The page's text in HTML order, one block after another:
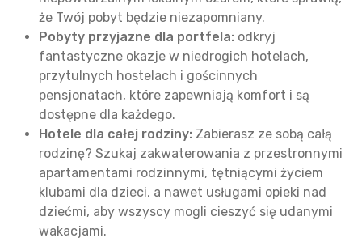
że Twój pobyt będzie niezapomniany.
Pobyty przyjazne dla portfela: odkryj
fantastyczne okazje w niedrogich hotelach,
przytulnych hostelach i gościnnych
pensjonatach, które zapewniają komfort i są
dostępne dla każdego.
Hotele dla całej rodziny: Zabierasz ze sobą całą
rodzinę? Szukaj zakwaterowania z przestronnymi
apartamentami rodzinnymi, tętniącymi życiem
klubami dla dzieci, a nawet usługami opieki nad
dziećmi, aby wszyscy mogli cieszyć się udanymi
wakacjami.